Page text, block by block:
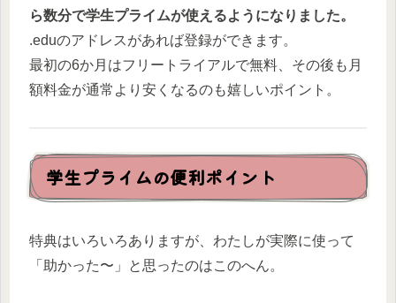
ら数分で学生プライムが使えるようになりました。
.eduのアドレスがあれば登録ができます。
最初の6か月はフリートライアルで無料、その後も月
額料金が通常より安くなるのも嬉しいポイント。
学生プライムの便利ポイント
特典はいろいろありますが、わたしが実際に使って
「助かった〜」と思ったのはこのへん。